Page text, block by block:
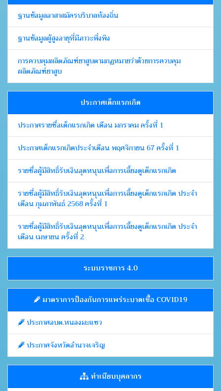
ฐานข้อมูลอาสาสมัครบริบาลท้องถิ่น
ฐานข้อมูลผู้สูงอายุที่มีภาวะพึ่งพิง
การควบคุมผลิตภัณฑ์ยาสูบตามกฏหมายว่าด้วยการควบคุม
ผลิตภัณฑ์ยาสูบ
ประกาศเด็กแรกเกิด
ประกาศรายชื่อเด็กแรกเกิด เดือน มกราคม ครั้งที่ 1
ประกาศเด็กแรกเกิดประจำเดือน พฤศจิกายน 67 ครั้งที่ 1
รายชื่อผู้มีสิทธิ์รับเงินอุดหนุนเพื่อการเลี้ยงดูเด็กแรกเกิด
รายชื่อผู้มีสิทธิ์รับเงินอุดหนุนเพื่อการเลี้ยงดูเด็กแรกเกิด ประจำ
เดือน กุมภาพันธ์ 2568 ครั้งที่ 1
รายชื่อผู้มีสิทธิ์รับเงินอุดหนุนเพื่อการเลี้ยงดูเด็กแรกเกิด ประจำ
เดือน เมษายน ครั้งที่ 2
ระบบราชการ 4.0
มาตราการป้องกันการแพร่ระบาดเชื้อ COVID19
ประกาศอบต.หนองมะแซว
ประกาศจังหวัดอำนาจเจริญ
ทำเนียบบุคลากร